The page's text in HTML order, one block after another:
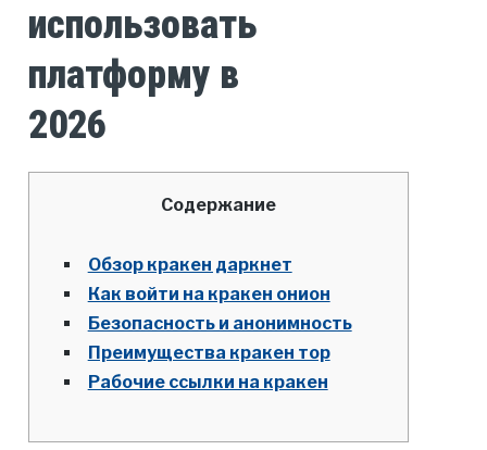
использовать
платформу в
2026
Содержание
Обзор кракен даркнет
Как войти на кракен онион
Безопасность и анонимность
Преимущества кракен тор
Рабочие ссылки на кракен